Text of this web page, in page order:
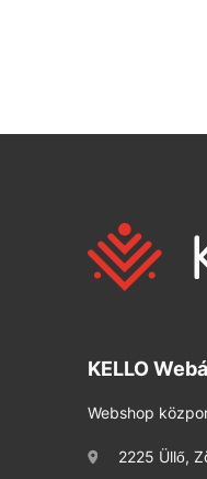
KELLO
Webshop
2225 Üllő,